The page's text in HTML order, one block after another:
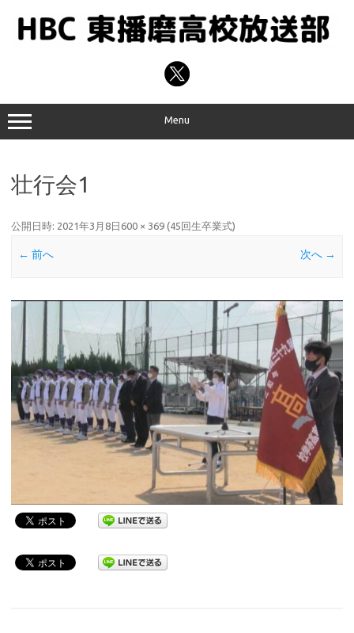
プ
Menu
壮行会1
公開日時: 2021年3月8日 600 × 369 (45回生卒業式)
← 前へ 次へ →